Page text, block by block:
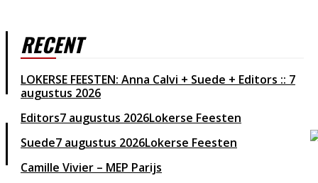
RECENT
LOKERSE FEESTEN: Anna Calvi + Suede + Editors :: 7
augustus 2026
Editors7 augustus 2026Lokerse Feesten
Suede7 augustus 2026Lokerse Feesten
Camille Vivier – MEP Parijs